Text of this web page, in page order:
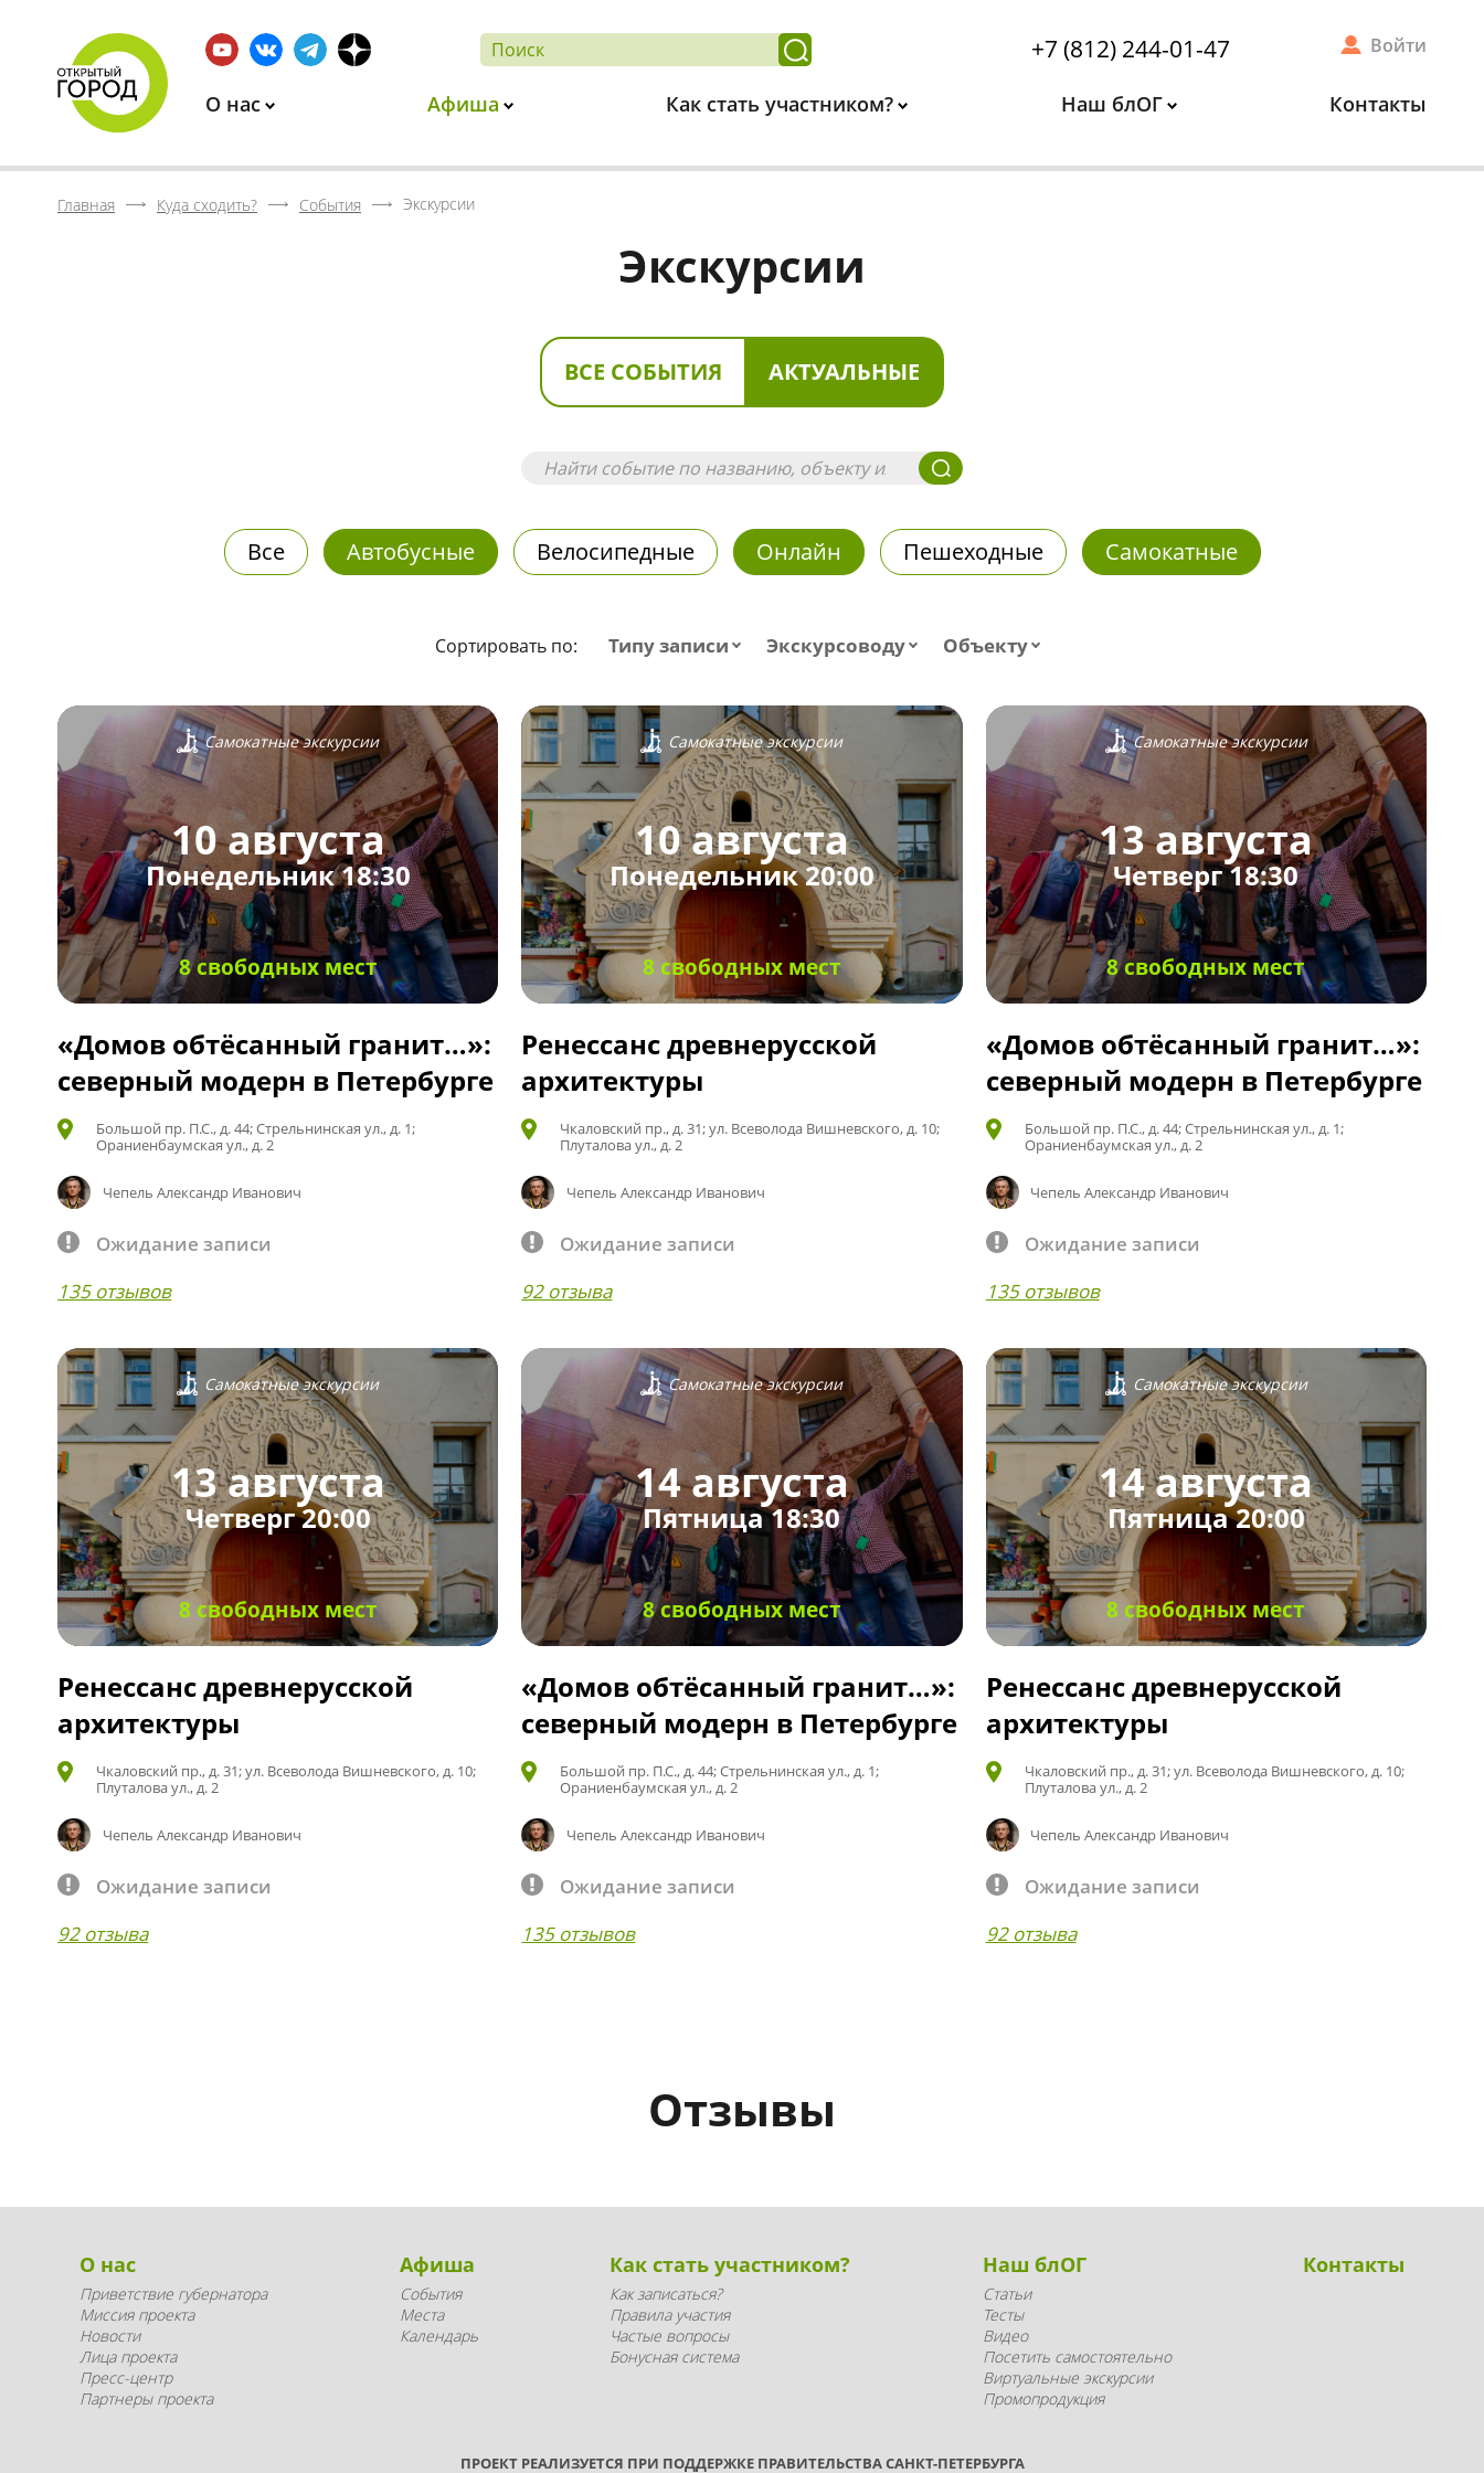
+7 (812) 244-01-47 Войти
О нас Афиша Как стать участником? Наш блОГ Контакты
Главная Куда сходить? События Экскурсии
Экскурсии
ВСЕ СОБЫТИЯ АКТУАЛЬНЫЕ
Все Автобусные Велосипедные Онлайн Пешеходные Самокатные
Сортировать по: Типу записи Экскурсоводу Объекту
Самокатные экскурсии
10 августа
Понедельник 18:30
8 свободных мест
«Домов обтёсанный гранит…»:
северный модерн в Петербурге
Большой пр. П.С., д. 44; Стрельнинская ул., д. 1;
Ораниенбаумская ул., д. 2
Чепель Александр Иванович
Ожидание записи
135 отзывов
Самокатные экскурсии
10 августа
Понедельник 20:00
8 свободных мест
Ренессанс древнерусской
архитектуры
Чкаловский пр., д. 31; ул. Всеволода Вишневского, д. 10;
Плуталова ул., д. 2
Чепель Александр Иванович
Ожидание записи
92 отзыва
Самокатные экскурсии
13 августа
Четверг 18:30
8 свободных мест
«Домов обтёсанный гранит…»:
северный модерн в Петербурге
Большой пр. П.С., д. 44; Стрельнинская ул., д. 1;
Ораниенбаумская ул., д. 2
Чепель Александр Иванович
Ожидание записи
135 отзывов
Самокатные экскурсии
13 августа
Четверг 20:00
8 свободных мест
Ренессанс древнерусской
архитектуры
Чкаловский пр., д. 31; ул. Всеволода Вишневского, д. 10;
Плуталова ул., д. 2
Чепель Александр Иванович
Ожидание записи
92 отзыва
Самокатные экскурсии
14 августа
Пятница 18:30
8 свободных мест
«Домов обтёсанный гранит…»:
северный модерн в Петербурге
Большой пр. П.С., д. 44; Стрельнинская ул., д. 1;
Ораниенбаумская ул., д. 2
Чепель Александр Иванович
Ожидание записи
135 отзывов
Самокатные экскурсии
14 августа
Пятница 20:00
8 свободных мест
Ренессанс древнерусской
архитектуры
Чкаловский пр., д. 31; ул. Всеволода Вишневского, д. 10;
Плуталова ул., д. 2
Чепель Александр Иванович
Ожидание записи
92 отзыва
Отзывы
О нас
Приветствие губернатора
Миссия проекта
Новости
Лица проекта
Пресс-центр
Партнеры проекта
Афиша
События
Места
Календарь
Как стать участником?
Как записаться?
Правила участия
Частые вопросы
Бонусная система
Наш блОГ
Статьи
Тесты
Видео
Посетить самостоятельно
Виртуальные экскурсии
Промопродукция
Контакты
ПРОЕКТ РЕАЛИЗУЕТСЯ ПРИ ПОДДЕРЖКЕ ПРАВИТЕЛЬСТВА САНКТ-ПЕТЕРБУРГА